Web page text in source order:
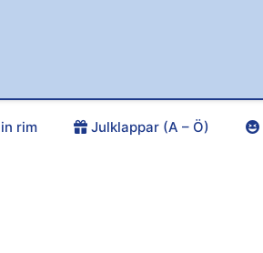
rim Julklappar (A – Ö)